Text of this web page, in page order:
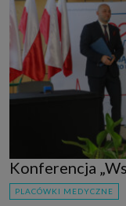
Konferencja
PLACÓWKI MEDYCZNE